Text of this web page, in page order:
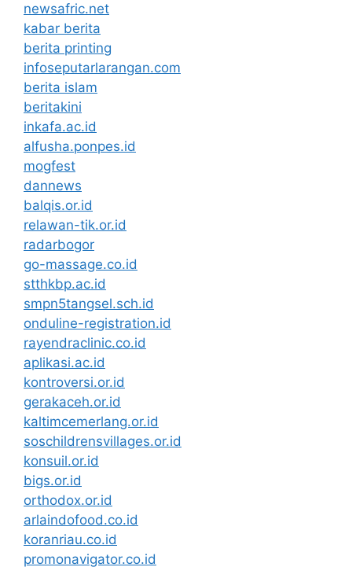
newsafric.net
kabar berita
berita printing
infoseputarlarangan.com
berita islam
beritakini
inkafa.ac.id
alfusha.ponpes.id
mogfest
dannews
balqis.or.id
relawan-tik.or.id
radarbogor
go-massage.co.id
stthkbp.ac.id
smpn5tangsel.sch.id
onduline-registration.id
rayendraclinic.co.id
aplikasi.ac.id
kontroversi.or.id
gerakaceh.or.id
kaltimcemerlang.or.id
soschildrensvillages.or.id
konsuil.or.id
bigs.or.id
orthodox.or.id
arlaindofood.co.id
koranriau.co.id
promonavigator.co.id